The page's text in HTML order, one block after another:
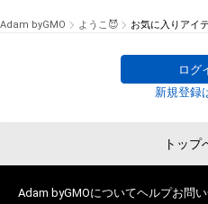
Adam byGMO ようこ😈 お気に入りアイ
ログ
新規登録
トップ
Adam byGMOについてヘルプお問